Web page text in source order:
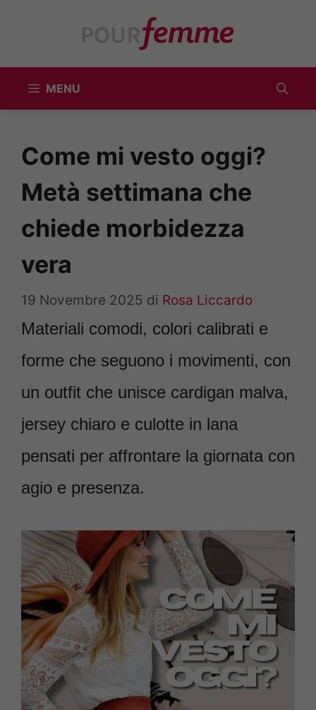
MENU
Come mi vesto oggi?
Metà settimana che
chiede morbidezza
vera
19 Novembre 2025 di Rosa Liccardo
Materiali comodi, colori calibrati e
forme che seguono i movimenti, con
un outfit che unisce cardigan malva,
jersey chiaro e culotte in lana
pensati per affrontare la giornata con
agio e presenza.